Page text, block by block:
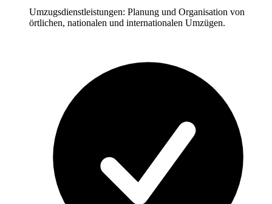
Umzugsdienstleistungen: Planung und Organisation von
örtlichen, nationalen und internationalen Umzügen.